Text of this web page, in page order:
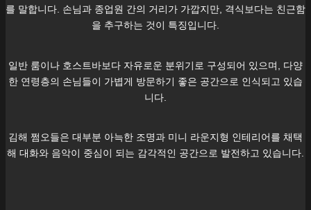
를 말합니다. 손님과 종업원 간의 거리가 가깝지만, 격식보다는 친근함
을 추구하는 것이 특징입니다.
일반 룸이나 호스트바보다 자유로운 분위기로 구성되어 있으며, 다양
한 연령층의 손님들이 가볍게 방문하기 좋은 공간으로 인식되고 있습
니다.
김해 쩜오들은 대부분 아늑한 조명과 미니 라운지형 인테리어를 채택
해 대화와 음악이 중심이 되는 감각적인 공간으로 발전하고 있습니다.